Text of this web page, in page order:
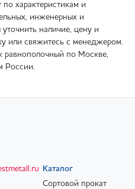
характеристикам и
инженерных и
наличие, цену и
или свяжитесь с менеджером.
равнополочный по Москве,
России.
Каталог
Сортовой прокат